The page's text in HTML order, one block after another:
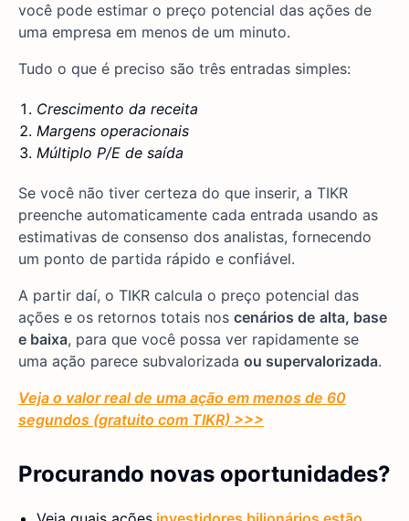
você pode estimar o preço potencial das ações de
uma empresa em menos de um minuto.
Tudo o que é preciso são três entradas simples:
Crescimento da receita
Margens operacionais
Múltiplo P/E de saída
Se você não tiver certeza do que inserir, a TIKR
preenche automaticamente cada entrada usando as
estimativas de consenso dos analistas, fornecendo
um ponto de partida rápido e confiável.
A partir daí, o TIKR calcula o preço potencial das
ações e os retornos totais nos cenários de alta, base
e baixa, para que você possa ver rapidamente se
uma ação parece subvalorizada ou supervalorizada.
Veja o valor real de uma ação em menos de 60
segundos (gratuito com TIKR) >>>
Procurando novas oportunidades?